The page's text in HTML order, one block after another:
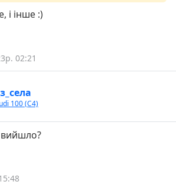
і інше :)
02:21
100 (C4)